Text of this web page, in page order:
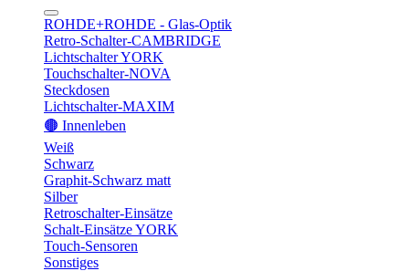
ROHDE+ROHDE - Glas-Optik
Retro-Schalter-CAMBRIDGE
Lichtschalter YORK
Touchschalter-NOVA
Steckdosen
Lichtschalter-MAXIM
🟤 Innenleben
Weiß
Schwarz
Graphit-Schwarz matt
Silber
Retroschalter-Einsätze
Schalt-Einsätze YORK
Touch-Sensoren
Sonstiges